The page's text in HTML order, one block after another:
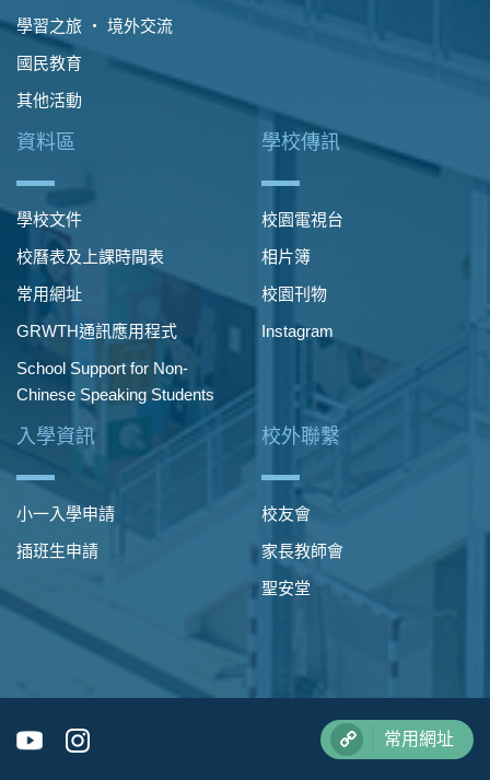
學習之旅 ‧ 境外交流
國民教育
其他活動
資料區
學校文件
校曆表及上課時間表
常用網址
GRWTH通訊應用程式
School Support for Non-
Chinese Speaking Students
學校傳訊
校園電視台
相片簿
校園刊物
Instagram
入學資訊
小一入學申請
插班生申請
校外聯繫
校友會
家長教師會
聖安堂
常用網址